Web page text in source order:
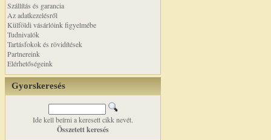
Szállítás és garancia
Az adatkezelésről
Külföldi vásárlóink figyelmébe
Tudnivalók
Tartásfokok és rövidítések
Partnereink
Elérhetőségeink
Gyorskeresés
Ide kell beírni a keresett cikk nevét.
Összetett keresés